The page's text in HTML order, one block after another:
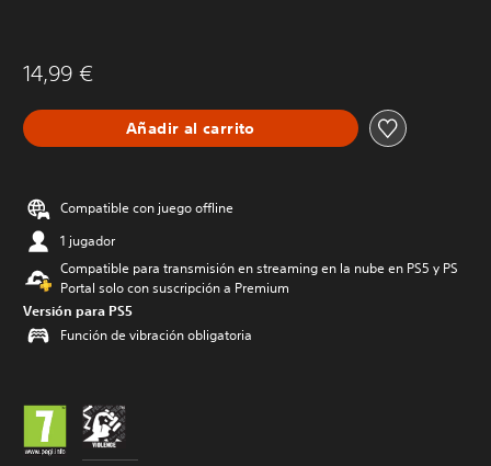
14,99 €
Añadir al carrito
Compatible con juego offline
1 jugador
Compatible para transmisión en streaming en la nube en PS5 y PS
Portal solo con suscripción a Premium
Versión para PS5
Función de vibración obligatoria